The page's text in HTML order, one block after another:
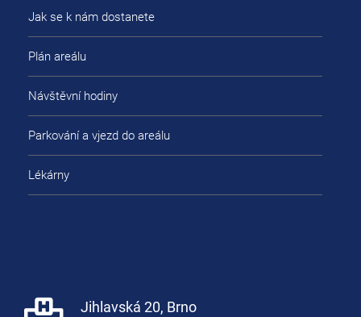
Jak se k nám dostanete
Plán areálu
Návštěvní hodiny
Parkování a vjezd do areálu
Lékárny
Jihlavská 20, Brno